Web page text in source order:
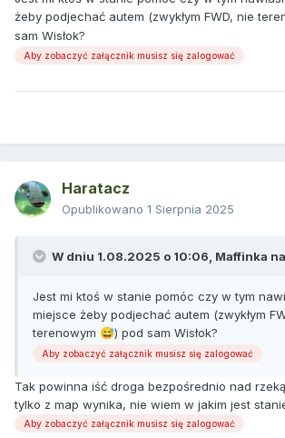
żeby podjechać autem (zwykłym FWD, nie
sam Wisłok?
Aby zobaczyć załącznik musisz się zalogować
Haratacz
Opublikowano 1 Sierpnia 2025
W dniu 1.08.2025 o 10:06, Maffinka
Jest mi ktoś w stanie pomóc czy w tym
miejsce żeby podjechać autem (zwykłym
terenowym 😅) pod sam Wisłok?
Aby zobaczyć załącznik musisz się zalogować
Tak powinna iść droga bezpośrednio nad
tylko z map wynika, nie wiem w jakim jest
Aby zobaczyć załącznik musisz się zalogować